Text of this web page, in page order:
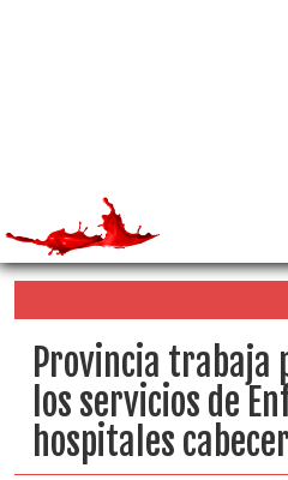
Provincia trabaja
los servicios de
hospitales